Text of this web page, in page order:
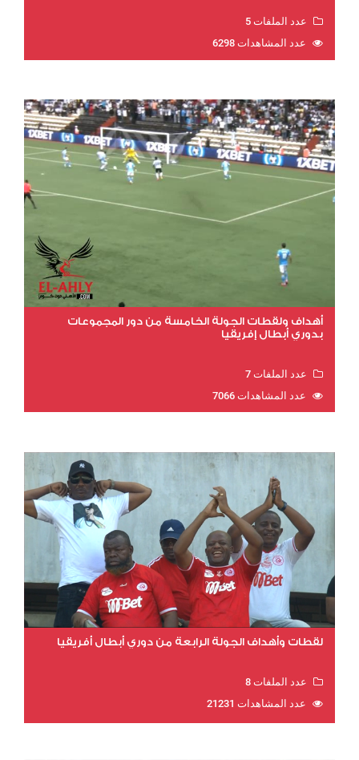
عدد الملفات 5
عدد المشاهدات 6298
أهداف ولقطات الجولة الخامسة من دور المجموعات
بدوري أبطال إفريقيا
عدد الملفات 7
عدد المشاهدات 7066
لقطات وأهداف الجولة الرابعة من دوري أبطال أفريقيا
عدد الملفات 8
عدد المشاهدات 21231